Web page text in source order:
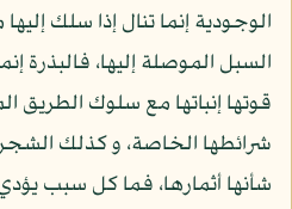
الوجودية إنما تنال إذا سلك
السبل الموصلة إليها، فالبذرة
قوتها إنباتها مع سلوك الطريق
شرائطها الخاصة، و كذلك
شأنها أثمارها، فما كل سبب